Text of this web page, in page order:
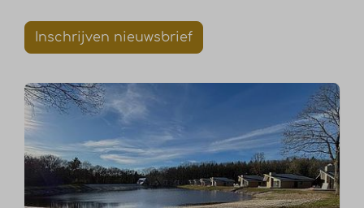
Inschrijven nieuwsbrief